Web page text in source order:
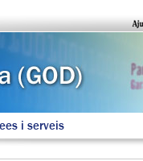
i serveis